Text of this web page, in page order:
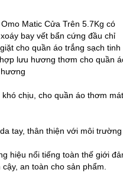
Matic Cửa Trên 5.7Kg có
bay vết bẩn cứng đầu chỉ
cho quần áo trắng sạch tinh
lưu hương thơm cho quần
khó chịu, cho quần áo thơm mát
tay, thân thiện với môi trường
hiệu nổi tiếng toàn thế giới
cậy, an toàn cho sản phẩm.